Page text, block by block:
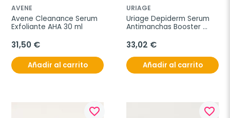
AVENE
Avene Cleanance Serum
Exfoliante AHA 30 ml
31,50 €
Añadir al carrito
URIAGE
Uriage Depiderm Serum
Antimanchas Booster
33,02 €
Añadir al carrito
favorite_border favorite_border